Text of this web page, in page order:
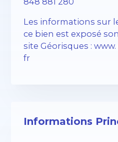
Les informations sur
ce bien est exposé
site Géorisques :
fr
Informations